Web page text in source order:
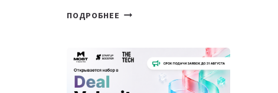
ПОДРОБНЕЕ ОТ
АЛМАТЫ: